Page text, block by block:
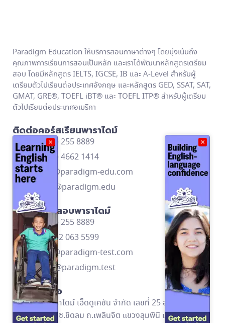
Paradigm Education ให้บริการสอนภาษาต่างๆ โดยมุ่งเน้นถึง
คุณภาพการเรียนการสอนเป็นหลัก และเราได้พัฒนาหลักสูตรเตรียม
สอบ โดยมีหลักสูตร IELTS, IGCSE, IB และ A-Level สำหรับผู้
เตรียมตัวไปเรียนต่อประเทศอังกฤษ และหลักสูตร GED, SSAT, SAT,
GMAT, GRE®, TOEFL iBT® และ TOEFL ITP® สำหรับผู้เตรียม
ตัวไปเรียนต่อประเทศอเมริกา
ติดต่อคอร์สเรียนพาราไดม์
โทร: (662) 255 8889
โทร: (668) 4662 1414
contact@paradigm-edu.com
Line ID: @paradigm.edu
ติดต่อศูนย์สอบพาราไดม์
โทร: (662) 255 8889
โทร: (669)2 063 5599
contact@paradigm-test.com
Line ID: @paradigm.test
ข้อมูลติดต่อ
บริษัท พาราไดม์ เอ็ดดูเคชัน จำกัด เลขที่ 25 อาคารอัลม่า
ลิงค์ ชั้น 2 ซ.ชิดลม ถ.เพลินจิต แขวงลุมพินี เขตปทุมวัน
× ×